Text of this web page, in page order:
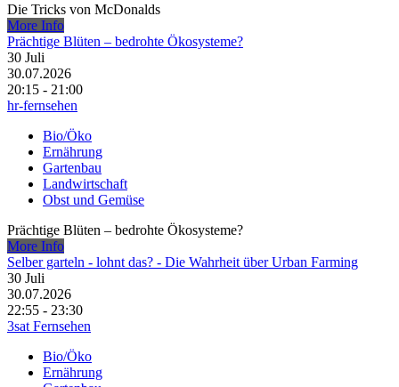
Die Tricks von McDonalds
More Info
Prächtige Blüten – bedrohte Ökosysteme?
30 Juli
30.07.2026
20:15 - 21:00
hr-fernsehen
Bio/Öko
Ernährung
Gartenbau
Landwirtschaft
Obst und Gemüse
Prächtige Blüten – bedrohte Ökosysteme?
More Info
Selber garteln - lohnt das? - Die Wahrheit über Urban Farming
30 Juli
30.07.2026
22:55 - 23:30
3sat Fernsehen
Bio/Öko
Ernährung